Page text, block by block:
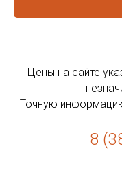
Цены на сайте
Точную
8